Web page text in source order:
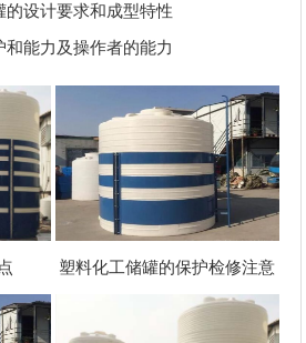
的设计要求和成型特性
和能力及操作者的能力
塑料化工储罐的保护检修注意